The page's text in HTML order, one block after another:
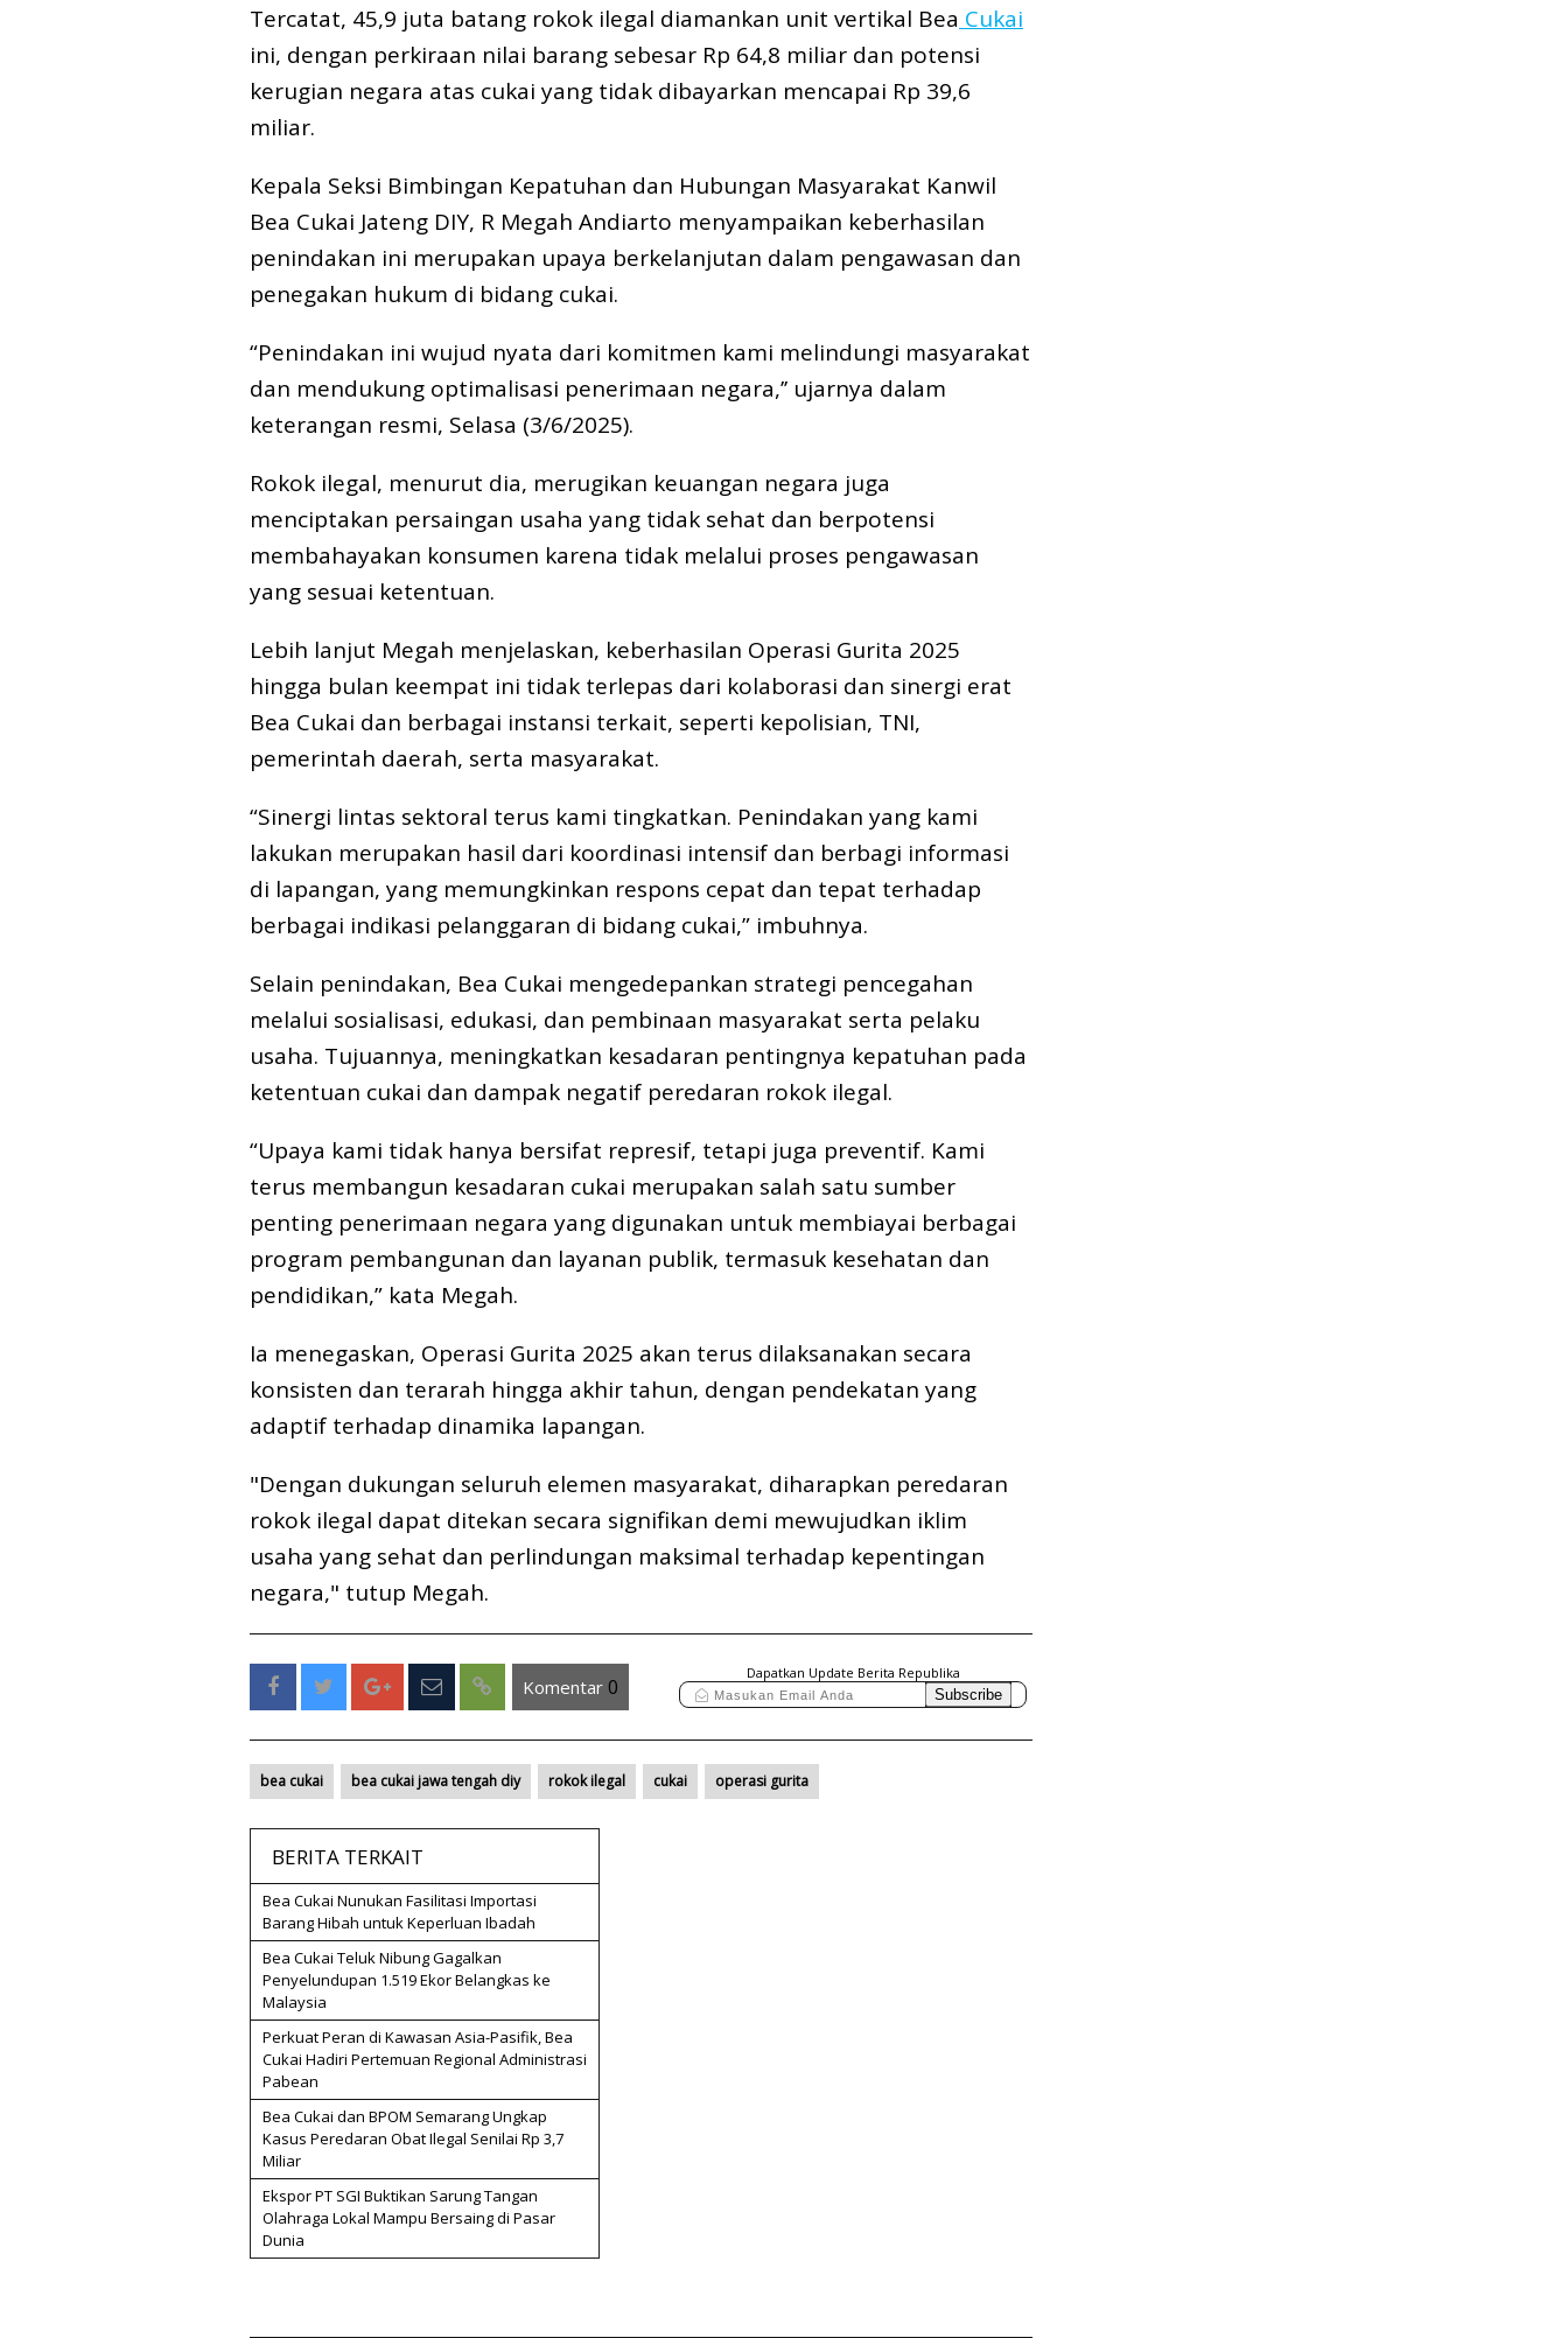
Tercatat, 45,9 juta batang rokok ilegal diamankan unit vertikal Bea Cukai
ini, dengan perkiraan nilai barang sebesar Rp 64,8 miliar dan potensi
kerugian negara atas cukai yang tidak dibayarkan mencapai Rp 39,6
miliar.
Kepala Seksi Bimbingan Kepatuhan dan Hubungan Masyarakat Kanwil
Bea Cukai Jateng DIY, R Megah Andiarto menyampaikan keberhasilan
penindakan ini merupakan upaya berkelanjutan dalam pengawasan dan
penegakan hukum di bidang cukai.
“Penindakan ini wujud nyata dari komitmen kami melindungi masyarakat
dan mendukung optimalisasi penerimaan negara,’’ ujarnya dalam
keterangan resmi, Selasa (3/6/2025).
Rokok ilegal, menurut dia, merugikan keuangan negara juga
menciptakan persaingan usaha yang tidak sehat dan berpotensi
membahayakan konsumen karena tidak melalui proses pengawasan
yang sesuai ketentuan.
Lebih lanjut Megah menjelaskan, keberhasilan Operasi Gurita 2025
hingga bulan keempat ini tidak terlepas dari kolaborasi dan sinergi erat
Bea Cukai dan berbagai instansi terkait, seperti kepolisian, TNI,
pemerintah daerah, serta masyarakat.
“Sinergi lintas sektoral terus kami tingkatkan. Penindakan yang kami
lakukan merupakan hasil dari koordinasi intensif dan berbagi informasi
di lapangan, yang memungkinkan respons cepat dan tepat terhadap
berbagai indikasi pelanggaran di bidang cukai,” imbuhnya.
Selain penindakan, Bea Cukai mengedepankan strategi pencegahan
melalui sosialisasi, edukasi, dan pembinaan masyarakat serta pelaku
usaha. Tujuannya, meningkatkan kesadaran pentingnya kepatuhan pada
ketentuan cukai dan dampak negatif peredaran rokok ilegal.
“Upaya kami tidak hanya bersifat represif, tetapi juga preventif. Kami
terus membangun kesadaran cukai merupakan salah satu sumber
penting penerimaan negara yang digunakan untuk membiayai berbagai
program pembangunan dan layanan publik, termasuk kesehatan dan
pendidikan,” kata Megah.
Ia menegaskan, Operasi Gurita 2025 akan terus dilaksanakan secara
konsisten dan terarah hingga akhir tahun, dengan pendekatan yang
adaptif terhadap dinamika lapangan.
"Dengan dukungan seluruh elemen masyarakat, diharapkan peredaran
rokok ilegal dapat ditekan secara signifikan demi mewujudkan iklim
usaha yang sehat dan perlindungan maksimal terhadap kepentingan
negara," tutup Megah.
Komentar 0
Dapatkan Update Berita Republika
bea cukai bea cukai jawa tengah diy rokok ilegal cukai operasi gurita
BERITA TERKAIT
Bea Cukai Nunukan Fasilitasi Importasi
Barang Hibah untuk Keperluan Ibadah
Bea Cukai Teluk Nibung Gagalkan
Penyelundupan 1.519 Ekor Belangkas ke
Malaysia
Perkuat Peran di Kawasan Asia-Pasifik, Bea
Cukai Hadiri Pertemuan Regional Administrasi
Pabean
Bea Cukai dan BPOM Semarang Ungkap
Kasus Peredaran Obat Ilegal Senilai Rp 3,7
Miliar
Ekspor PT SGI Buktikan Sarung Tangan
Olahraga Lokal Mampu Bersaing di Pasar
Dunia